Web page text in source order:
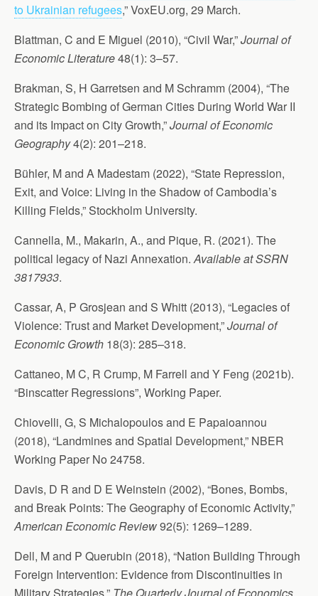
to Ukrainian refugees,” VoxEU.org, 29 March.
Blattman, C and E Miguel (2010), “Civil War,”Journal of
Economic Literature48(1): 3–57.
Brakman, S, H Garretsen and M Schramm (2004), “The
Strategic Bombing of German Cities During World War II
and its Impact on City Growth,”Journal of Economic
Geography4(2): 201–218.
Bühler, M and A Madestam (2022), “State Repression,
Exit, and Voice: Living in the Shadow of Cambodia’s
Killing Fields,” Stockholm University.
Cannella, M., Makarin, A., and Pique, R. (2021). The
political legacy of Nazi Annexation. Available at SSRN
3817933.
Cassar, A, P Grosjean and S Whitt (2013), “Legacies of
Violence: Trust and Market Development,”Journal of
Economic Growth 18(3): 285–318.
Cattaneo, M C, R Crump, M Farrell and Y Feng (2021b).
“Binscatter Regressions”, Working Paper.
Chiovelli, G, S Michalopoulos and E Papaioannou
(2018), “Landmines and Spatial Development,” NBER
Working Paper No 24758.
Davis, D R and D E Weinstein (2002), “Bones, Bombs,
and Break Points: The Geography of Economic Activity,”
American Economic Review92(5): 1269–1289.
Dell, M and P Querubin (2018), “Nation Building Through
Foreign Intervention: Evidence from Discontinuities in
Military Strategies,” The Quarterly Journal of Economics